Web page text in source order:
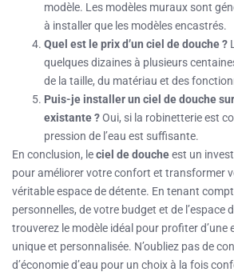
modèle. Les modèles muraux sont
à installer que les modèles encastrés.
Quel est le prix d’un ciel de douche ?
quelques dizaines à plusieurs
de la taille, du matériau et des
Puis-je installer un ciel de douche
existante ?Oui, si la robinetterie est
pression de l’eau est suffisante.
En conclusion, leciel de doucheest un
pour améliorer votre confort et transformer
véritable espace de détente. En tenant
personnelles, de votre budget et de l’espace
trouverez le modèle idéal pour profiter d’une
unique et personnalisée. N’oubliez pas de
d’économie d’eau pour un choix à la fois